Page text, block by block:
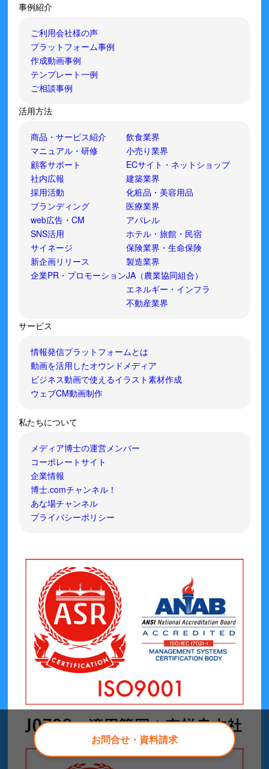
お問合せ・資料請求
事例紹介
ご利用会社様の声
プラットフォーム事例
作成動画事例
テンプレート一例
ご相談事例
活用方法
商品・サービス紹介
マニュアル・研修
顧客サポート
社内広報
採用活動
ブランディング
web広告・CM
SNS活用
サイネージ
新企画リリース
企業PR・プロモーション
飲食業界
小売り業界
ECサイト・ネットショップ
建築業界
化粧品・美容用品
医療業界
アパレル
ホテル・旅館・民宿
保険業界・生命保険
製造業界
JA（農業協同組合）
エネルギー・インフラ
不動産業界
サービス
情報発信プラットフォームとは
動画を活用したオウンドメディア
ビジネス動画で使えるイラスト素材作成
ウェブCM動画制作
私たちについて
メディア博士の運営メンバー
コーポレートサイト
企業情報
博士.comチャンネル！
あな場チャンネル
プライバシーポリシー